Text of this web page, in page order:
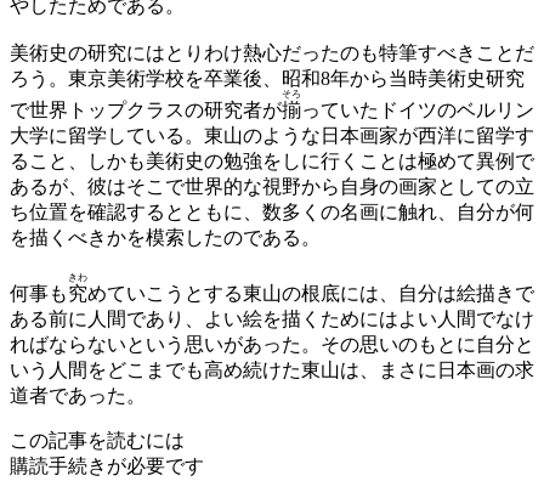
やしたためである。
美術史の研究にはとりわけ熱心だったのも特筆すべきことだ
ろう。東京美術学校を卒業後、昭和8年から当時美術史研究
で世界トップクラスの研究者が揃
そろ
っていたドイツのベルリン
大学に留学している。東山のような日本画家が西洋に留学す
ること、しかも美術史の勉強をしに行くことは極めて異例で
あるが、彼はそこで世界的な視野から自身の画家としての立
ち位置を確認するとともに、数多くの名画に触れ、自分が何
を描くべきかを模索したのである。
何事も究
きわ
めていこうとする東山の根底には、自分は絵描きで
ある前に人間であり、よい絵を描くためにはよい人間でなけ
ればならないという思いがあった。その思いのもとに自分と
いう人間をどこまでも高め続けた東山は、まさに日本画の求
道者であった。
この記事を読むには
購読手続きが必要です